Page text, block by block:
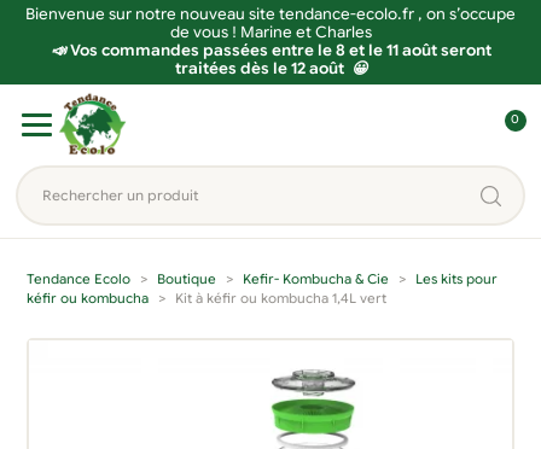
Bienvenue sur notre nouveau site tendance-ecolo.fr , on s’occupe
de vous ! Marine et Charles
📣 Vos commandes passées entre le 8 et le 11 août seront
traitées dès le 12 août 😀
navigation
contenu
Rechercher
un
produit...
o
n
0
Tendance Ecolo Boutique Kefir- Kombucha & Cie
Les kits pour
kéfir ou kombucha
Kit à kéfir ou kombucha 1,4L vert